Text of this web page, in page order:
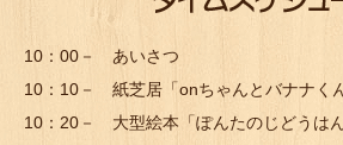
10：00－ あいさつ
10：10－ 紙芝居「onちゃんとバナナくん
10：20－ 大型絵本「ぽんたのじどうはん